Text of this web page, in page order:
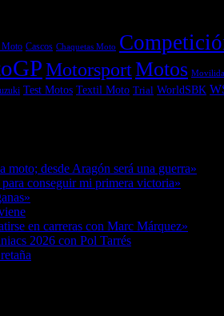
Moto Cascos Chaquetas Moto
MotorsportMotos
Test Motos Textil Moto Trial WorldSBK
desde Aragón será una guerra»
conseguir mi primera victoria»
en carreras con Marc Márquez»
2026 con Pol Tarrés